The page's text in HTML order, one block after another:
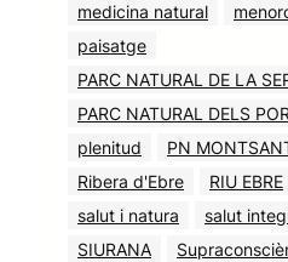
medicina natural
paisatge
PARC NATURAL DE LA
PARC NATURAL DELS
plenitud
PN
Ribera d'Ebre
RIU EBRE
salut i natura
salut
SIURANA